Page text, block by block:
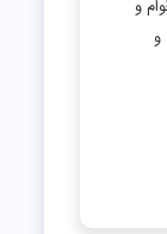
و
و